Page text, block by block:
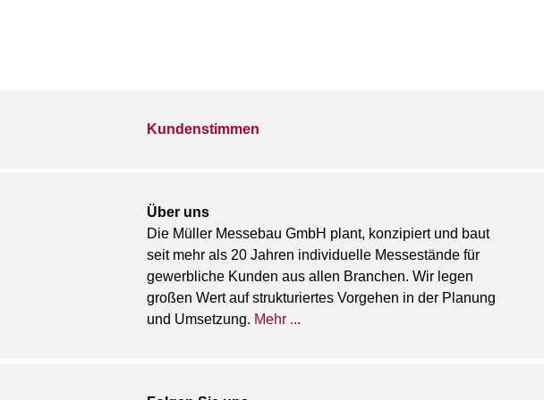
Kundenstimmen
Über uns
Die Müller Messebau GmbH plant, konzipiert und baut
seit mehr als 20 Jahren individuelle Messestände für
gewerbliche Kunden aus allen Branchen. Wir legen
großen Wert auf strukturiertes Vorgehen in der Planung
und Umsetzung. Mehr ...